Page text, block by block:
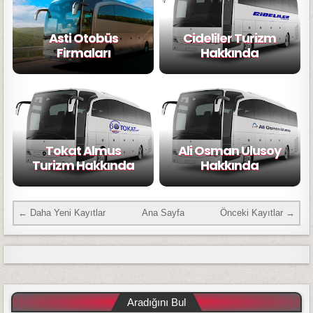
Asti Otobüs
Firmaları
Cideliler Turizm
Hakkında
Tokat Almus
Turizm Hakkında
Ali Osman Ulusoy
Hakkında
← Daha Yeni Kayıtlar Önceki Kayıtlar →
Ana Sayfa
Aradığını Bul